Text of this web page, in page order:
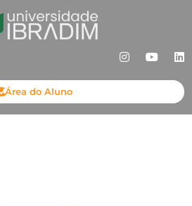
Área do Aluno